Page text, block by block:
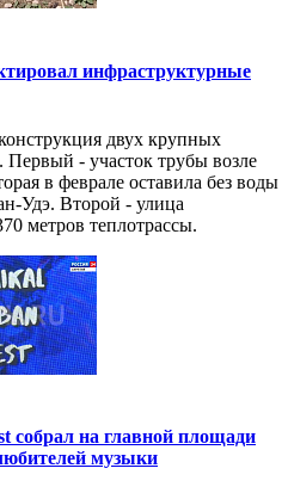
инфраструктурные
двух крупных
Первый - участок трубы возле
в феврале оставила без воды
Удэ. Второй - улица
метров теплотрассы.
собрал на главной площади
музыки